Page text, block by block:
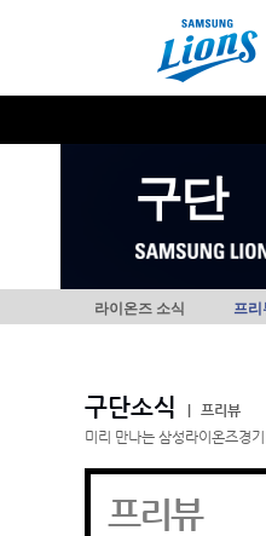
구단
라이온즈 소식 프리
구단소식
프리뷰
미리 만나는 삼성라이온즈경
프리뷰